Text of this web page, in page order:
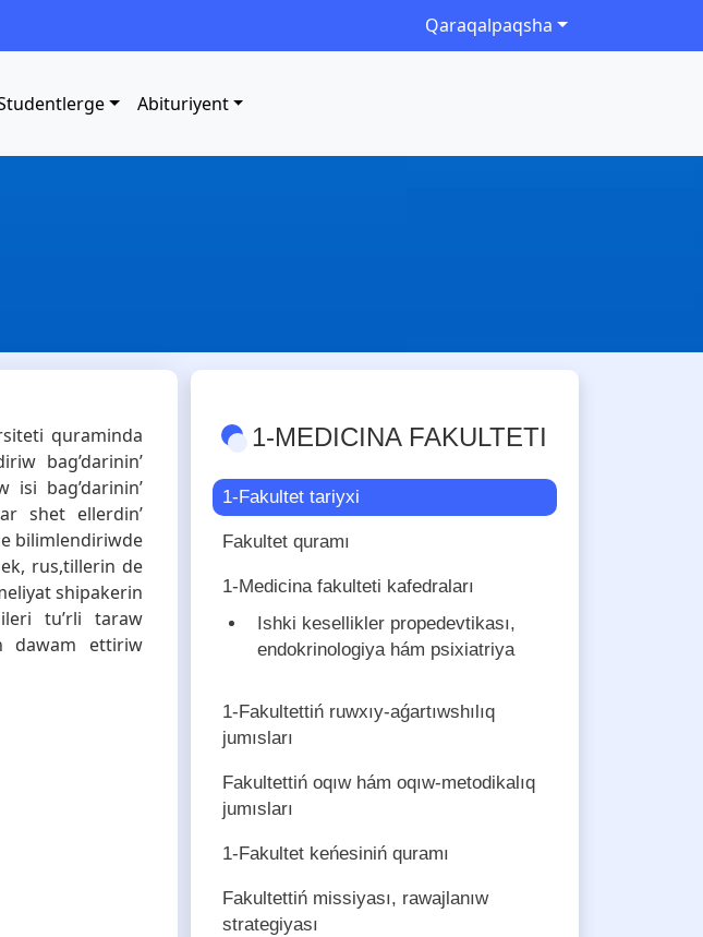
Qaraqalpaqsha
Abituriyent
quraminda
bag’darinin’
isi bag’darinin’
shet ellerdin’
bilimlendiriwde
rus,tillerin de
shipakerin
tu’rli taraw
dawam ettiriw
1-MEDICINA FAKULTETI
1-Fakultet tariyxi
Fakultet quramı
1-Medicina fakulteti kafedraları
Ishki kesellikler propedevtikası,
endokrinologiya hám psixiatriya
1-Fakultettiń ruwxıy-aǵartıwshılıq
jumısları
Fakultettiń oqıw hám oqıw-metodikalıq
jumısları
1-Fakultet keńesiniń quramı
Fakultettiń missiyası, rawajlanıw
strategiyası